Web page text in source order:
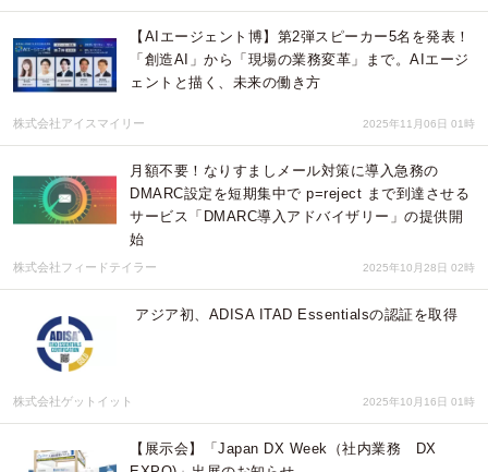
【AIエージェント博】第2弾スピーカー5名を発表！
「創造AI」から「現場の業務変革」まで。AIエージ
ェントと描く、未来の働き方
株式会社アイスマイリー 2025年11月06日 01時
月額不要！なりすましメール対策に導入急務の
DMARC設定を短期集中で p=reject まで到達させる
サービス「DMARC導入アドバイザリー」の提供開
始
株式会社フィードテイラー 2025年10月28日 02時
アジア初、ADISA ITAD Essentialsの認証を取得
株式会社ゲットイット 2025年10月16日 01時
【展示会】「Japan DX Week（社内業務 DX